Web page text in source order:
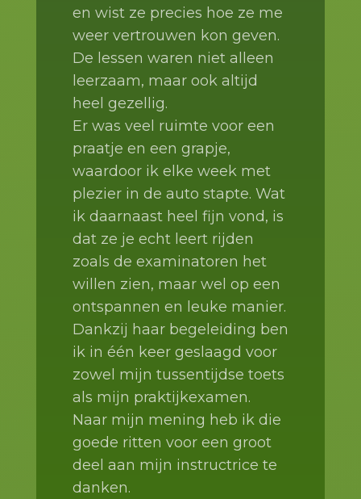
en wist ze precies hoe ze me
weer vertrouwen kon geven.
De lessen waren niet alleen
leerzaam, maar ook altijd
heel gezellig.
Er was veel ruimte voor een
praatje en een grapje,
waardoor ik elke week met
plezier in de auto stapte. Wat
ik daarnaast heel fijn vond, is
dat ze je echt leert rijden
zoals de examinatoren het
willen zien, maar wel op een
ontspannen en leuke manier.
Dankzij haar begeleiding ben
ik in één keer geslaagd voor
zowel mijn tussentijdse toets
als mijn praktijkexamen.
Naar mijn mening heb ik die
goede ritten voor een groot
deel aan mijn instructrice te
danken.